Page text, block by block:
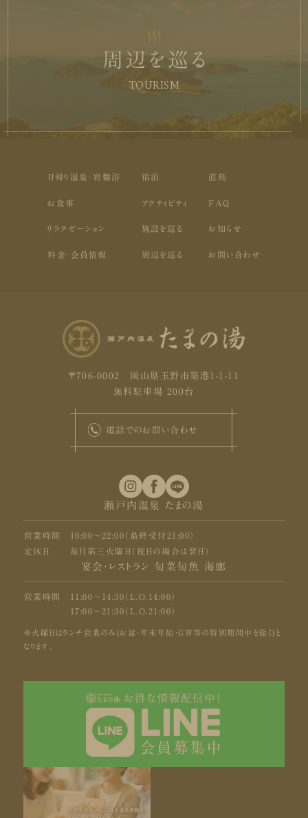
周辺を巡る
TOURISM
日帰り温泉・岩盤浴
お食事
リラクゼーション
料金・会員情報
宿泊
アクティビティ
施設を巡る
周辺を巡る
直島
FAQ
お知らせ
お問い合わせ
〒706-0002 岡山県玉野市築港1-1-11
無料駐車場 200台
電話でのお問い合わせ
瀬戸内温泉 たまの湯
営業時間
10:00〜22:00（最終受付21:00）
定休日
毎月第三火曜日（祝日の場合は翌日）
宴会・レストラン 旬菜旬魚 海廊
営業時間
11:00〜14:30（L.O.14:00）
17:00〜21:30（L.O.21:00）
※火曜日はランチ営業のみ(お盆・年末年始・GW等の特別期間中を除く)と
なります。